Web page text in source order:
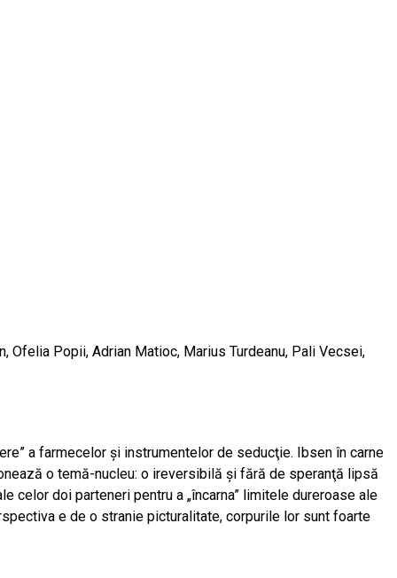
Ofelia Popii, Adrian Matioc, Marius Turdeanu, Pali Vecsei,
a farmecelor şi instrumentelor de seducţie. Ibsen în carne
o temă-nucleu: o ireversibilă şi fără de speranţă lipsă
doi parteneri pentru a „încarna” limitele dureroase ale
e de o stranie picturalitate, corpurile lor sunt foarte